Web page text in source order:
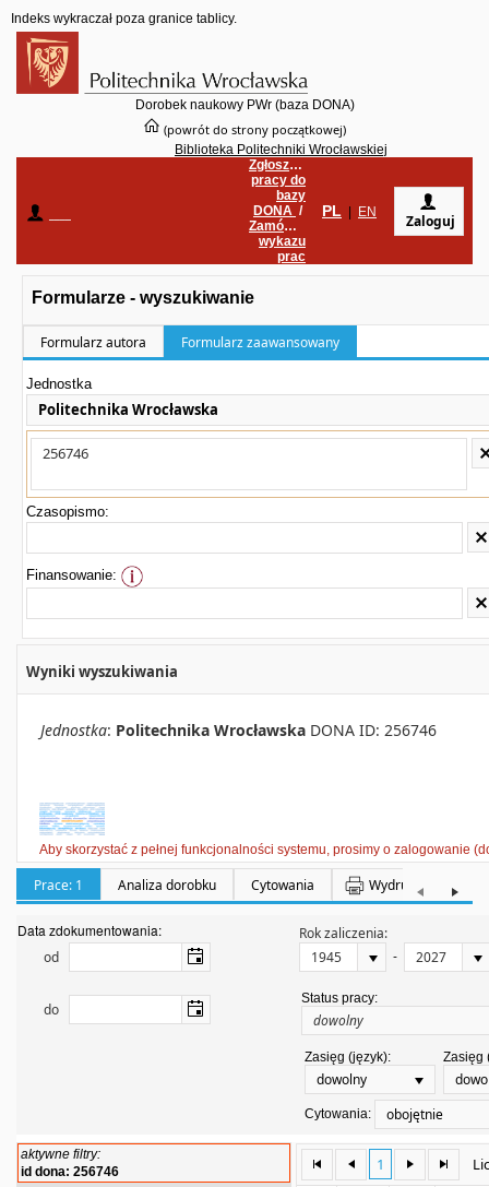
Indeks wykraczał poza granice tablicy.
Dorobek naukowy PWr (baza DONA)
(powrót do strony początkowej)
Biblioteka Politechniki Wrocławskiej
Zgłoszenie
pracy do
bazy
DONA /
Zamówienie
wykazu
prac
PL EN Zaloguj
Formularze - wyszukiwanie
Formularz autora Formularz zaawansowany
Jednostka
Politechnika Wrocławska
Czasopismo:
Finansowanie:
Wyniki wyszukiwania
Jednostka: Politechnika Wrocławska DONA ID: 256746
Aby skorzystać z pełnej funkcjonalności systemu, prosimy o zalogowanie
Prace: 1 Analiza dorobku Cytowania Wydruki
Data zdokumentowania:
od
Rok zaliczenia:
-
do
Status pracy:
Zasięg (język):
dowolny
Zasięg
Cytowania: obojętnie
aktywne filtry:
id dona: 256746
1